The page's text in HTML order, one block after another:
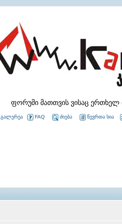
ფორუმი მათთვის ვისაც ერთხელ
გალერეა FAQ ძიება წევრთა სია